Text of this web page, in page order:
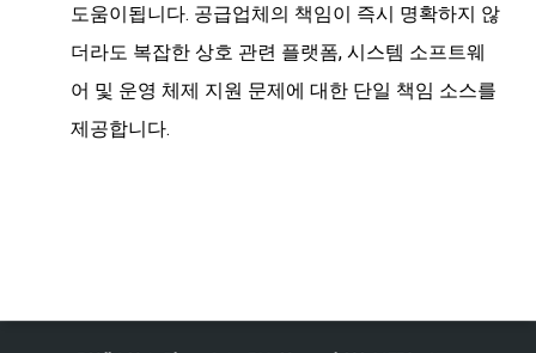
도움이됩니다. 공급업체의 책임이 즉시 명확하지 않
더라도 복잡한 상호 관련 플랫폼, 시스템 소프트웨
어 및 운영 체제 지원 문제에 대한 단일 책임 소스를
제공합니다.